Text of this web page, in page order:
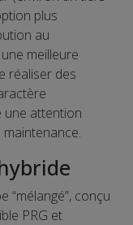
plus
au
meilleure
réaliser des
une attention
“mélangé”, conçu
PRG et